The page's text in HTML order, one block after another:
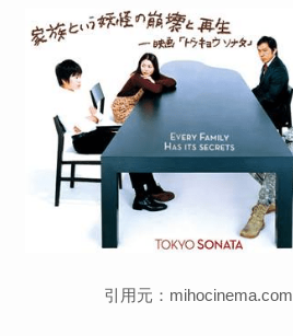
引用元：mihocinema.com